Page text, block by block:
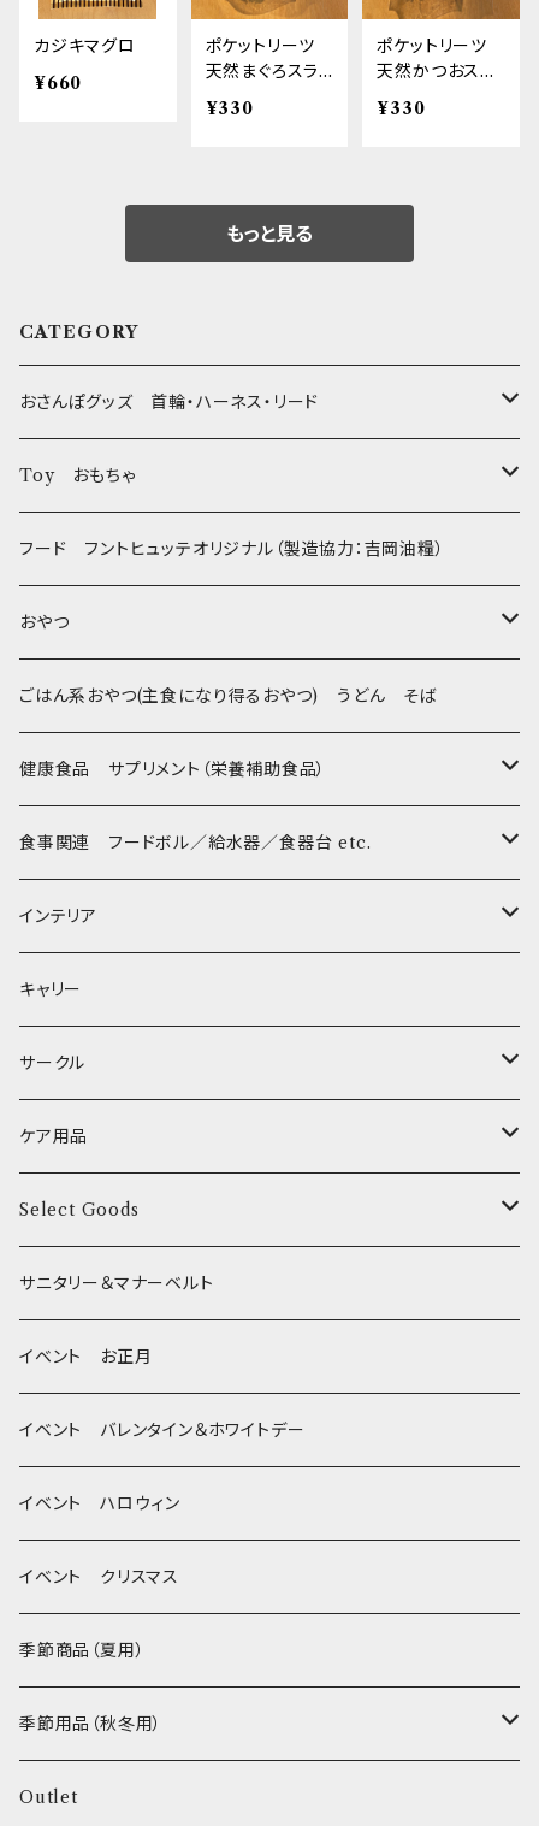
カジキマグロ
¥660
ポケットリーツ
天然まぐろスラ
イス
¥330
ポケットリーツ
天然かつおスラ
イス
¥330
もっと見る
CATEGORY
おさんぽグッズ 首輪・ハーネス・リード
フントヒュッテオリジナル Gold
Sサイズ(テープ幅1.5cm) _ 首輪&リードセット
Sサイズ(テープ幅1.5cm) _ ハーネス&リードセット
XSサイズ(テープ幅1.0cm) _ ハーネス&リードセット
XSサイズ(テープ幅1.0cm) _ 首輪
フントヒュッテオリジナル Silver(販売終了)
Collar & Leash - XS（超小型犬・幼犬用）
Harness & Leash - XS（超小型犬･幼犬用）
フントヒュッテオリジナル Woven
Harness & Leash - XS
Collar & Leash Set - S
セレクト
幼犬・超小型犬用 _ 幅1.0cm
小型犬用 _ 幅1.5cm
flexi フレキシリード(伸縮リード)
ライト
etc.
Toy おもちゃ
たまごちゃん
BESTEVER / ベストエバー
iDog&iCat
ぬいぐるみ
ラテックスTOY
PomPreece / ポンポリース
デンタル
etc.
BITE ME
フード フントヒュッテオリジナル（製造協力：吉岡油糧）
おやつ
Bon・rupa(ボンルパ)
京
Bonpuchi
職人の味
ジャーキー
和菓子
愛犬の健康おやつ
POCHETINO
etc.
季節限定 お正月
季節限定 バレンタイン&ホワイトデー
季節限定 夏
季節限定 ハロウィン
季節限定 クリスマス
Wonderful Kitchen / (旧)P-ball
MEAT
FISH
グルテンフリー！ _ DOG TREE
ヒマラヤチーズ！ _ loasis
わんのはな
エリール
O.C.Farm
ごはん系おやつ(主食になり得るおやつ) うどん そば
健康食品 サプリメント（栄養補助食品）
涙やけ対策
健康維持
食糞防止
食事関連 フードボル／給水器／食器台 etc.
フードボウル
給水器
食器台
インテリア
カドラー／ベッド
トイレ
キャリー
サークル
サークル
サークルカバー
ケア用品
ブラシ類
デンタルケア
除菌・抗菌・消臭
耳
静電気防止スプレー
Select Goods
Bichon Frise
サニタリー＆マナーベルト
イベント お正月
イベント バレンタイン＆ホワイトデー
イベント ハロウィン
イベント クリスマス
季節商品（夏用）
季節用品（秋冬用）
ヒーター
Outlet